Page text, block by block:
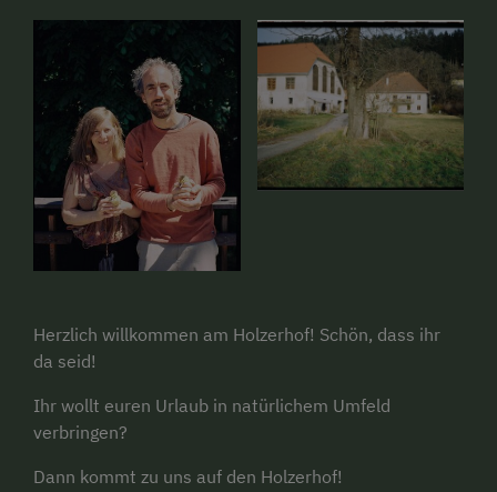
Herzlich willkommen am Holzerhof! Schön, dass ihr
da seid!
Ihr wollt euren Urlaub in natürlichem Umfeld
verbringen?
Dann kommt zu uns auf den Holzerhof!